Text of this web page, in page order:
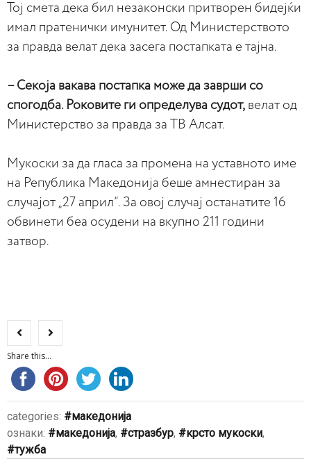
Тој смета дека бил незаконски притворен бидејќи
имал пратенички имунитет. Од Министерството
за правда велат дека засега постапката е тајна.
– Секоја вакава постапка може да заврши со
спогодба. Роковите ги определува судот, велат од
Министерство за правда за ТВ Алсат.
Мукоски за да гласа за промена на уставното име
на Република Македонија беше амнестиран за
случајот „27 април“. За овој случај останатите 16
обвинети беа осудени на вкупно 211 години
затвор.
Share this...
categories:
македонија
ознаки:
македонија, стразбур, крсто мукоски,
тужба